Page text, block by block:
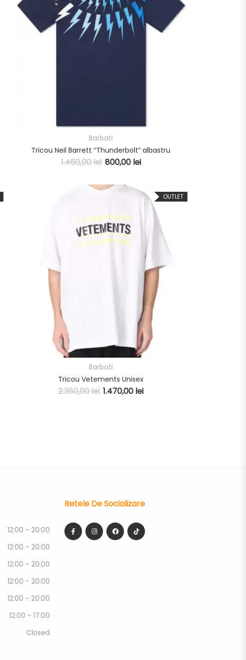
Barbati
Tricou Neil Barrett “Thunderbolt” albastru
1.460,00lei 800,00 lei
OUTLET
Barbati
Tricou Vetements Unisex
2.380,00lei 1.470,00 lei
12:00 - 20:00
12:00 - 20:00
12:00 - 20:00
12:00 - 20:00
12:00 - 20:00
12:00 - 17:00
Closed
Retele De Socializare